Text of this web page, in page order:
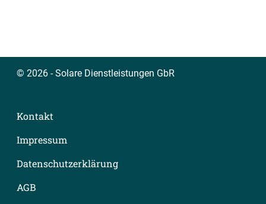
© 2026 - Solare Dienstleistungen GbR
Kontakt
Impressum
Datenschutzerklärung
AGB